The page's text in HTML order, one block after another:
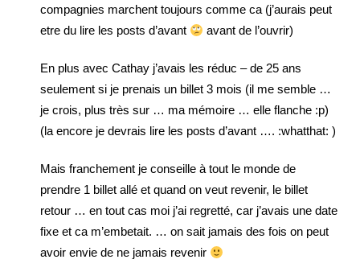
compagnies marchent toujours comme ca (j’aurais peut
etre du lire les posts d’avant
avant de l’ouvrir)
En plus avec Cathay j’avais les réduc – de 25 ans
seulement si je prenais un billet 3 mois (il me semble …
je crois, plus très sur … ma mémoire … elle flanche :p)
(la encore je devrais lire les posts d’avant …. :whatthat: )
Mais franchement je conseille à tout le monde de
prendre 1 billet allé et quand on veut revenir, le billet
retour … en tout cas moi j’ai regretté, car j’avais une date
fixe et ca m’embetait. … on sait jamais des fois on peut
avoir envie de ne jamais revenir